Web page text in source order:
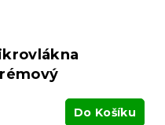
Do Košíku